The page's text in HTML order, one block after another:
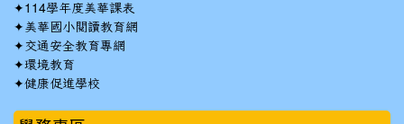
✦114學年度美華課表
✦美華國小閱讀教育網
✦ 交通安全教育專網
✦環境教育
✦健康促進學校